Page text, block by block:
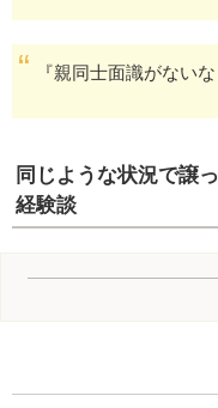
『親同士面識がないな
同じような状況で譲
経験談